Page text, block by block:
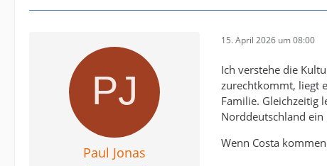
Paul Jonas
15. April 2026 um 08:00
Ich verstehe die
zurechtkommt, liegt
Familie. Gleichzeitig
Norddeutschland
Wenn Costa